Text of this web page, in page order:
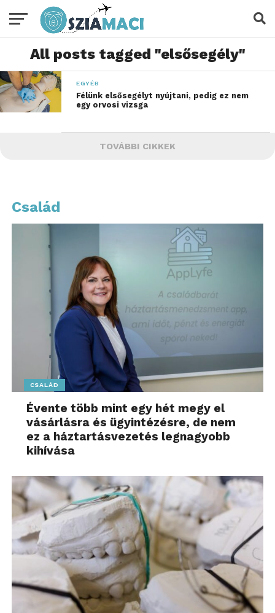
All posts tagged "elsősegély"
EGYÉB
Félünk elsősegélyt nyújtani, pedig ez nem
egy orvosi vizsga
TOVÁBBI CIKKEK
Család
CSALÁD
Évente több mint egy hét megy el
vásárlásra és ügyintézésre, de nem
ez a háztartásvezetés legnagyobb
kihívása